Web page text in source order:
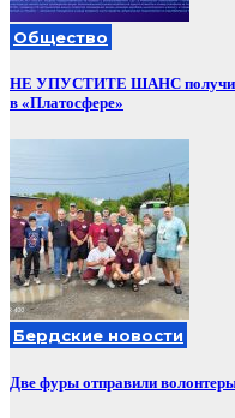
Общество
НЕ УПУСТИТЕ ШАНС
в «Платосфере»
Бердские новости
Две фуры отправили